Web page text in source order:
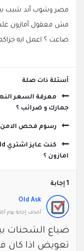
مصر وشوب أند شيب
مش معقول أمازون
ضاعت ؟ اعمل ايه جزاكم
‫أسئلة ذات صلة
جمارك و ضرائب ؟
رسوم فحص الامن
امازون ؟
‫1 إجابة
Old Ask
‫أضاف ‫‫إجابة يوم أكتوبر 26, 2017 في 7:40 pm
ضياع الشحنات
تعويض اذا كان